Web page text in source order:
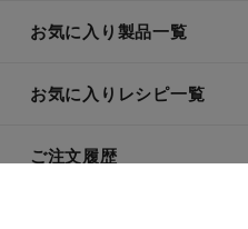
お気に入り製品一覧
お気に入りレシピ一覧
ご注文履歴